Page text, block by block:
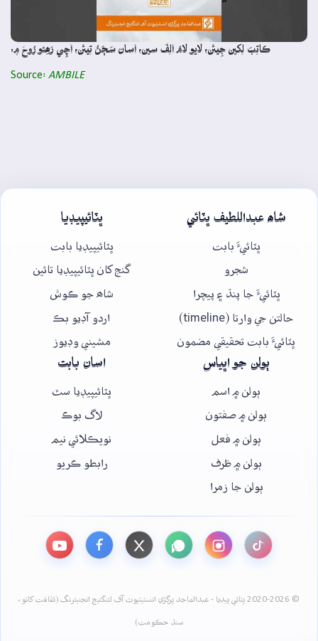
ڪاتِبَ لِکين جِيئَن، لايو لامُ اَلِفَ سين، اَسان سَڄَڻُ تِيئَن، اَچِي رَھِئو رُوحَ ۾.
Source: AMBILE
شاھ عبداللطيف ڀٽائي
ڀٽائيءَ بابت
شجرو
ڀٽائيءَ جا پنڌ ۽ پيچرا
حالتن جي وارتا (timeline)
ڀٽائيءَ بابت تحقيقي مضمون
ڀٽائيپيڊيا
ڀٽائيپيڊيا بابت
گنج کان ڀٽائيپيڊيا تائين
شاھ جو ڪوش
اردو آڊيو بڪ
مشيني وڊيوز
ٻولن جو اڀياس
ٻولن ۾ اسم
ٻولن ۾ صفتون
ٻولن ۾ فعل
ٻولن ۾ ظرف
ٻولن جا زمرا
اسان بابت
ڀٽائيپيڊيا سٿ
لاگ بوڪ
نويڪلائي نيم
رابطو ڪريو
© 2020-2026 ڀٽائي پيڊيا - عبدالماجد ڀرڳڙي انسٽيٽيوٽ آف لئنگئيج انجنيئرنگ (ثقافت کاتو،
سنڌ حڪومت)